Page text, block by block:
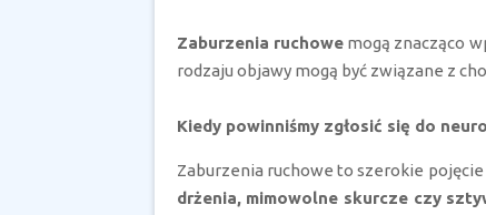
Zaburzenia ruchowemogą znacząco
rodzaju objawy mogą być związane z
Kiedy powinniśmy zgłosić się do
Zaburzenia ruchowe to szerokie
drżenia, mimowolne skurcze czy